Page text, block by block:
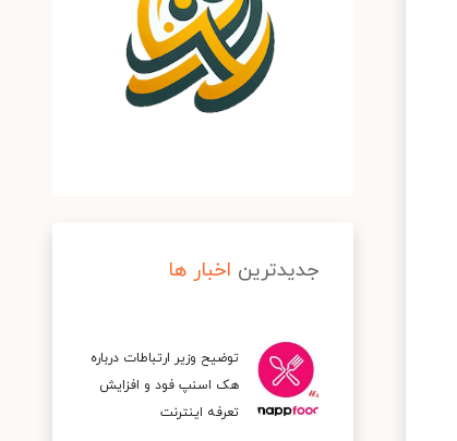
جدیدترین اخبار ها
توضیح وزیر ارتباطات درباره
هک اسنپ‌ فود و افزایش
تعرفه اینترنت